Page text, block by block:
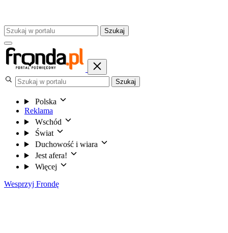
Szukaj
Szukaj
Polska
Reklama
Wschód
Świat
Duchowość i wiara
Jest afera!
Więcej
Wesprzyj Frondę